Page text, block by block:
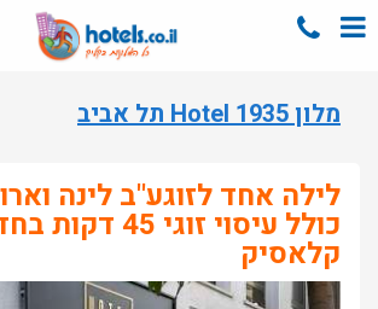
מלון Hotel 1935 תל אביב
לילה אחד לזוגע"ב לינה
כולל עיסוי זוגי 45
קלאסיק